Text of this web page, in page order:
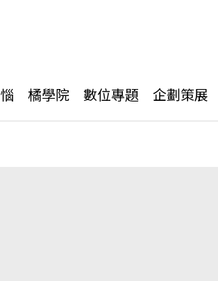
橘學院 數位專題 企劃策展